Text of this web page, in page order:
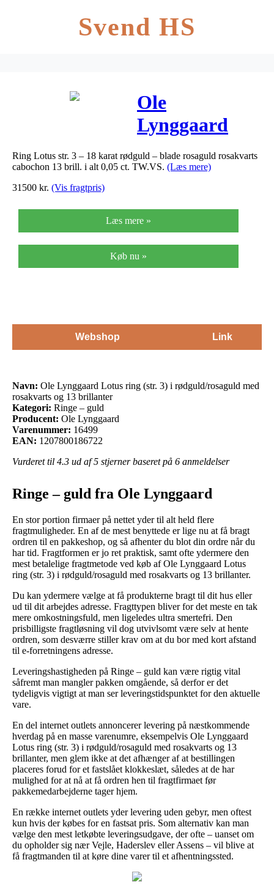
Svend HS
Ole
Lynggaard
Lotus ring (str.
3) i
med
rosakvarts og
13 brillanter
Ring Lotus str. 3 – 18 karat rødguld – blade rosaguld rosakvarts
cabochon 13 brill. i alt 0,05 ct. TW.VS. (Læs mere)
31500 kr. (Vis fragtpris)
Læs mere »
Køb nu »
Webshop Link
Navn: Ole Lynggaard Lotus ring (str. 3) i rødguld/rosaguld med
rosakvarts og 13 brillanter
Kategori: Ringe – guld
Producent: Ole Lynggaard
Varenummer: 16499
EAN: 1207800186722
Vurderet til 4.3 ud af 5 stjerner baseret på 6 anmeldelser
Ringe – guld fra Ole Lynggaard
En stor portion firmaer på nettet yder til alt held flere
fragtmuligheder. En af de mest benyttede er lige nu at få bragt
ordren til en pakkeshop, og så afhenter du blot din ordre når du
har tid. Fragtformen er jo ret praktisk, samt ofte ydermere den
mest betalelige fragtmetode ved køb af Ole Lynggaard Lotus
ring (str. 3) i rødguld/rosaguld med rosakvarts og 13 brillanter.
Du kan ydermere vælge at få produkterne bragt til dit hus eller
ud til dit arbejdes adresse. Fragttypen bliver for det meste en tak
mere omkostningsfuld, men ligeledes ultra smertefri. Den
prisbilligste fragtløsning vil dog utvivlsomt være selv at hente
ordren, som desværre stiller krav om at du bor med kort afstand
til e-forretningens adresse.
Leveringshastigheden på Ringe – guld kan være rigtig vital
såfremt man mangler pakken omgående, så derfor er det
tydeligvis vigtigt at man ser leveringstidspunktet for den aktuelle
vare.
En del internet outlets annoncerer levering på næstkommende
hverdag på en masse varenumre, eksempelvis Ole Lynggaard
Lotus ring (str. 3) i rødguld/rosaguld med rosakvarts og 13
brillanter, men glem ikke at det afhænger af at bestillingen
placeres forud for et fastslået klokkeslæt, således at de har
mulighed for at nå at få ordren hen til fragtfirmaet før
pakkemedarbejderne tager hjem.
En række internet outlets yder levering uden gebyr, men oftest
kun hvis der købes for en fastsat pris. Som alternativ kan man
vælge den mest letkøbte leveringsudgave, der ofte – uanset om
du opholder sig nær Vejle, Haderslev eller Assens – vil blive at
få fragtmanden til at køre dine varer til et afhentningssted.